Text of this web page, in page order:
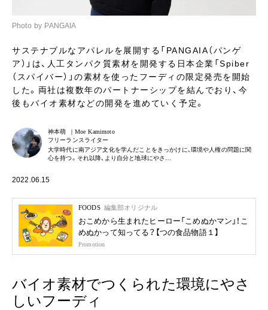
Photo by PANGAIA
サステナブルなアパレルを展開する「PANGAIA（パンゲ
ア）」は、人工タンパク質素材を開発する日本企業「Spiber
（スパイバー）」の素材を使ったフーディの限定発売を開始
した。両社は複数年のパートナーシップを結んでおり、今
後もバイオ素材などの開発を進めていく予定。
神本萌 ｜Moe Kamimoto
フリーランスライター
大学時代に南アジア文化を学んだことをきっかけに、環境や人権の問題に関
心を持つ。それ以降、より自分と地球にやさ…
2022.06.15
FOODS 編集部オリジナル
おこめから生まれたヒーロー「こめぬかマン」！こ
めぬかって知ってる？【つの食品物語１】
Promotion
バイオ素材でつくられた環境にやさ
しいフーディ